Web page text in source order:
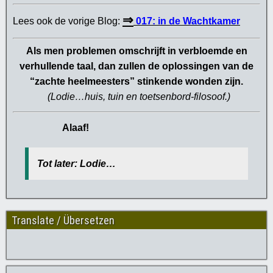
Lees ook de vorige Blog: ⇒ 017: in de Wachtkamer
Als men problemen omschrijft in verbloemde en
verhullende taal, dan zullen de oplossingen van de
“zachte heelmeesters” stinkende wonden zijn.
(Lodie…huis, tuin en toetsenbord-filosoof.)
Alaaf!
Tot later: Lodie…
Translate / Übersetzen